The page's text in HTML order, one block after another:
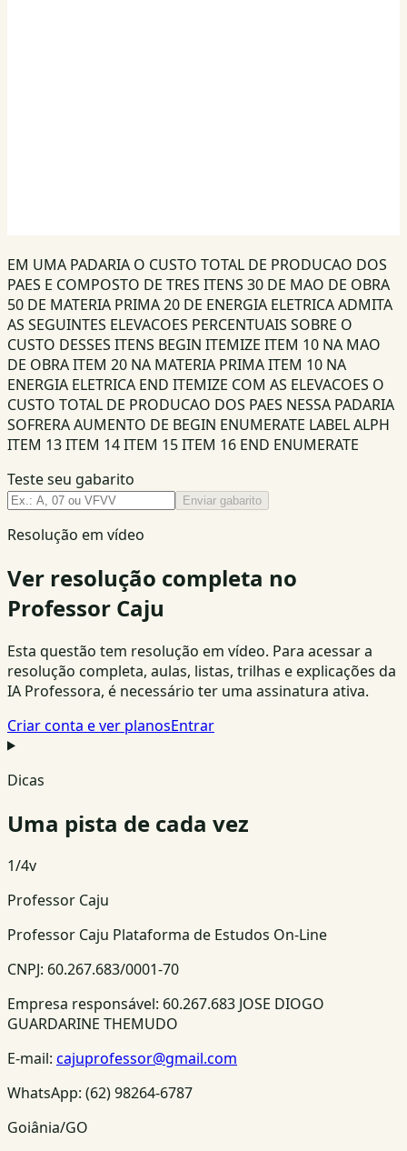
EM UMA PADARIA O CUSTO TOTAL DE PRODUCAO DOS
PAES E COMPOSTO DE TRES ITENS 30 DE MAO DE OBRA
50 DE MATERIA PRIMA 20 DE ENERGIA ELETRICA ADMITA
AS SEGUINTES ELEVACOES PERCENTUAIS SOBRE O
CUSTO DESSES ITENS BEGIN ITEMIZE ITEM 10 NA MAO
DE OBRA ITEM 20 NA MATERIA PRIMA ITEM 10 NA
ENERGIA ELETRICA END ITEMIZE COM AS ELEVACOES O
CUSTO TOTAL DE PRODUCAO DOS PAES NESSA PADARIA
SOFRERA AUMENTO DE BEGIN ENUMERATE LABEL ALPH
ITEM 13 ITEM 14 ITEM 15 ITEM 16 END ENUMERATE
Teste seu gabarito
Enviar gabarito
Resolução em vídeo
Ver resolução completa no
Professor Caju
Esta questão tem resolução em vídeo. Para acessar a
resolução completa, aulas, listas, trilhas e explicações da
IA Professora, é necessário ter uma assinatura ativa.
Criar conta e ver planosEntrar
Dicas
Uma pista de cada vez
1/4v
Professor Caju
Professor Caju Plataforma de Estudos On-Line
CNPJ: 60.267.683/0001-70
Empresa responsável: 60.267.683 JOSE DIOGO
GUARDARINE THEMUDO
E-mail: cajuprofessor@gmail.com
WhatsApp: (62) 98264-6787
Goiânia/GO